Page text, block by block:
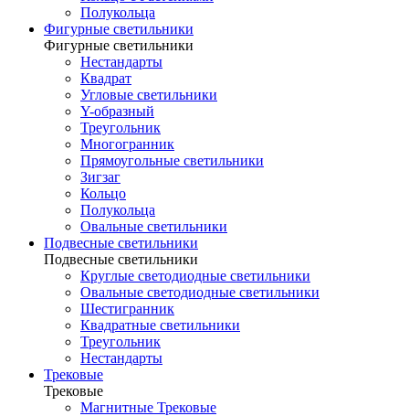
Полукольца
Фигурные светильники
Фигурные светильники
Нестандарты
Квадрат
Угловые светильники
Y-образный
Треугольник
Многогранник
Прямоугольные светильники
Зигзаг
Кольцо
Полукольца
Овальные светильники
Подвесные светильники
Подвесные светильники
Круглые светодиодные светильники
Овальные светодиодные светильники
Шестигранник
Квадратные светильники
Треугольник
Нестандарты
Трековые
Трековые
Магнитные Трековые